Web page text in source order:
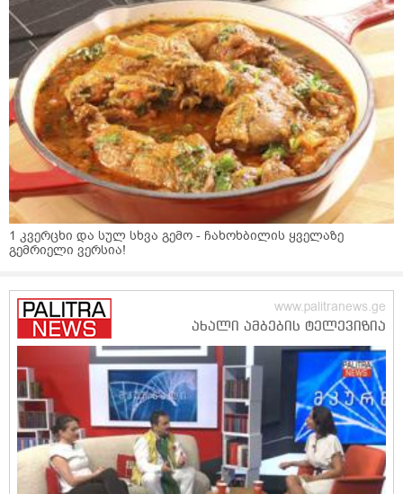
1 კვერცხი და სულ სხვა გემო - ჩახოხბილის ყველაზე
გემრიელი ვერსია!